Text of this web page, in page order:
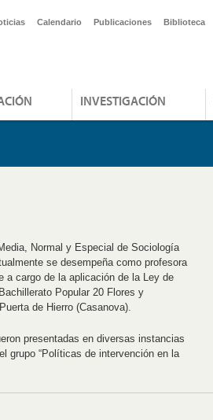
Calendario Publicaciones Biblioteca
INVESTIGACIÓN
Normal y Especial de Sociología
se desempeña como profesora
a cargo de la aplicación de la Ley de
Popular 20 Flores y
de Hierro (Casanova).
presentadas en diversas instancias
grupo “Políticas de intervención en la